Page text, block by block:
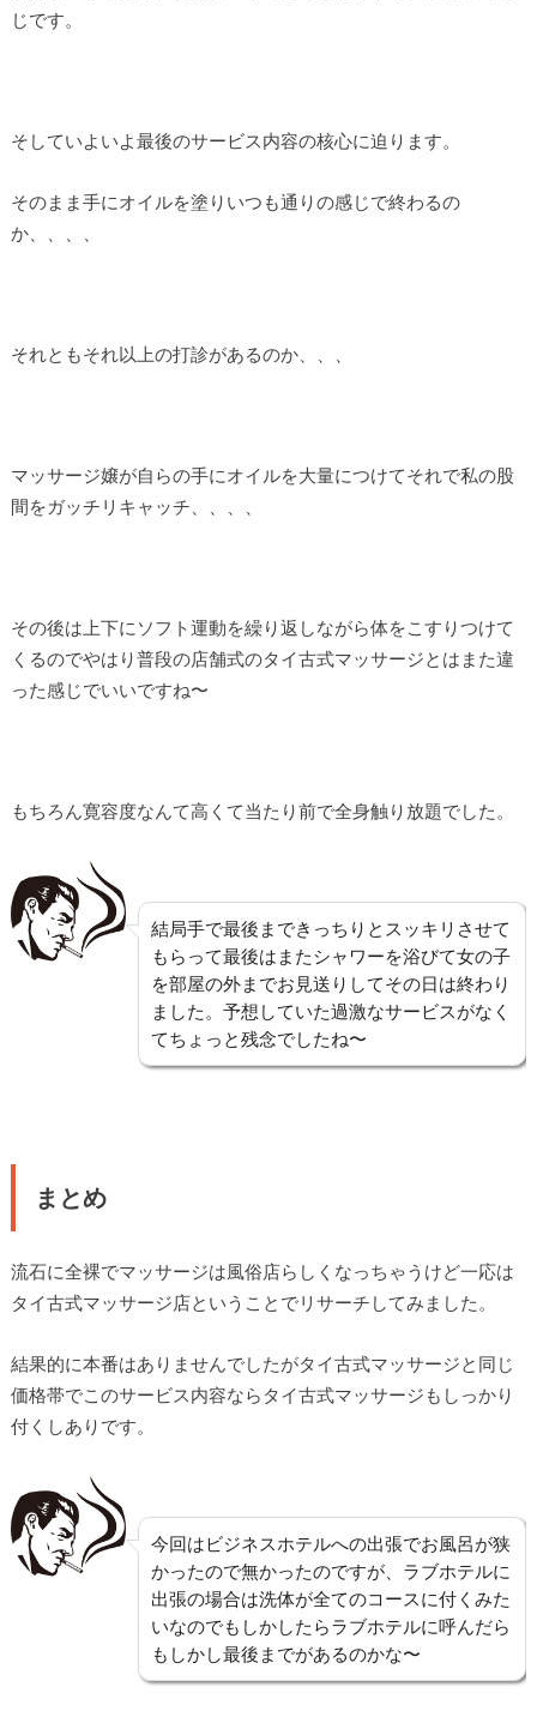
じです。
そしていよいよ最後のサービス内容の核心に迫ります。
そのまま手にオイルを塗りいつも通りの感じで終わるの
か、、、、
それともそれ以上の打診があるのか、、、
マッサージ嬢が自らの手にオイルを大量につけてそれで私の股
間をガッチリキャッチ、、、、
その後は上下にソフト運動を繰り返しながら体をこすりつけて
くるのでやはり普段の店舗式のタイ古式マッサージとはまた違
った感じでいいですね〜
もちろん寛容度なんて高くて当たり前で全身触り放題でした。
結局手で最後まできっちりとスッキリさせて
もらって最後はまたシャワーを浴びて女の子
を部屋の外までお見送りしてその日は終わり
ました。予想していた過激なサービスがなく
てちょっと残念でしたね〜
まとめ
流石に全裸でマッサージは風俗店らしくなっちゃうけど一応は
タイ古式マッサージ店ということでリサーチしてみました。
結果的に本番はありませんでしたがタイ古式マッサージと同じ
価格帯でこのサービス内容ならタイ古式マッサージもしっかり
付くしありです。
今回はビジネスホテルへの出張でお風呂が狭
かったので無かったのですが、ラブホテルに
出張の場合は洗体が全てのコースに付くみた
いなのでもしかしたらラブホテルに呼んだら
もしかし最後までがあるのかな〜